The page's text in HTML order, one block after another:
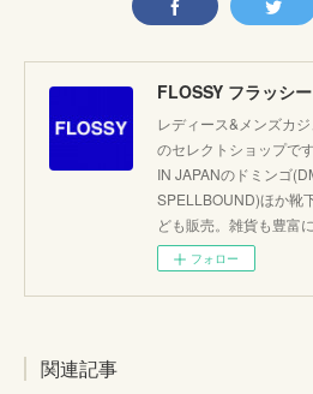
レディース&メンズカ
のセレクトショップで
IN JAPANのドミンゴ
SPELLBOUND)ほか靴
ども販売。雑貨も豊富
フォロー
関連記事